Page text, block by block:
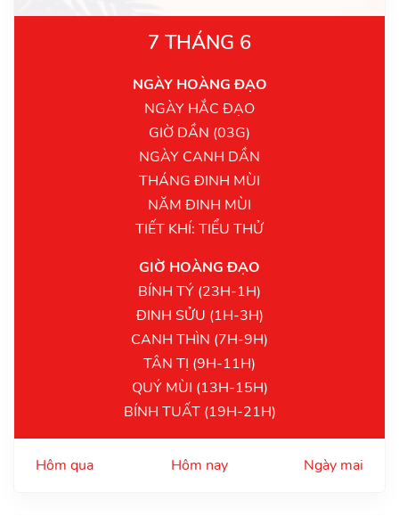
7 THÁNG 6
NGÀY HOÀNG ĐẠO
NGÀY HẮC ĐẠO
GIỜ DẦN (03G)
NGÀY CANH DẦN
THÁNG ĐINH MÙI
NĂM ĐINH MÙI
TIẾT KHÍ: TIỂU THỬ
GIỜ HOÀNG ĐẠO
BÍNH TÝ (23H-1H)
ĐINH SỬU (1H-3H)
CANH THÌN (7H-9H)
TÂN TỊ (9H-11H)
QUÝ MÙI (13H-15H)
BÍNH TUẤT (19H-21H)
Hôm qua Hôm nay Ngày mai